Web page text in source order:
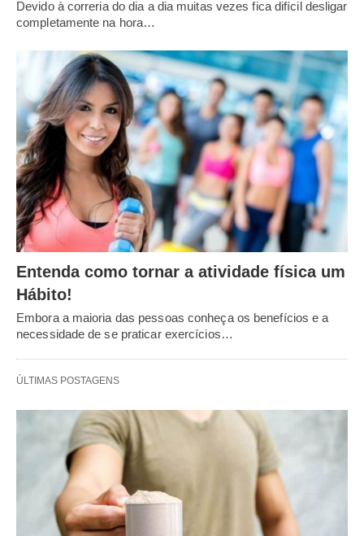
Devido à correria do dia a dia muitas vezes fica difícil desligar
completamente na hora…
Entenda como tornar a atividade física um
Hábito!
Embora a maioria das pessoas conheça os benefícios e a
necessidade de se praticar exercícios…
ÚLTIMAS POSTAGENS